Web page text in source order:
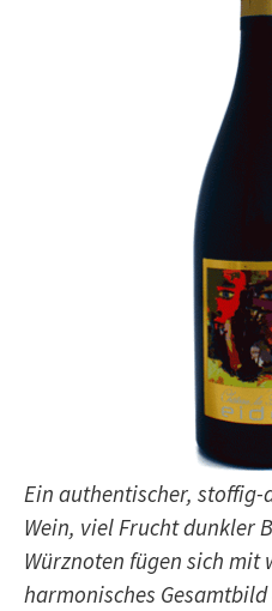
Ein authentischer,
Wein, viel Frucht dunkler
Würznoten fügen sich mit
harmonisches